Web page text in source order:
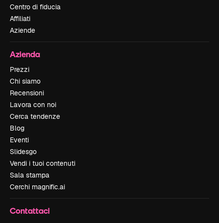
Centro di fiducia
Affiliati
Aziende
Azienda
Prezzi
Chi siamo
Recensioni
Lavora con noi
Cerca tendenze
Blog
Eventi
Slidesgo
Vendi i tuoi contenuti
Sala stampa
Cerchi magnific.ai
Contattaci